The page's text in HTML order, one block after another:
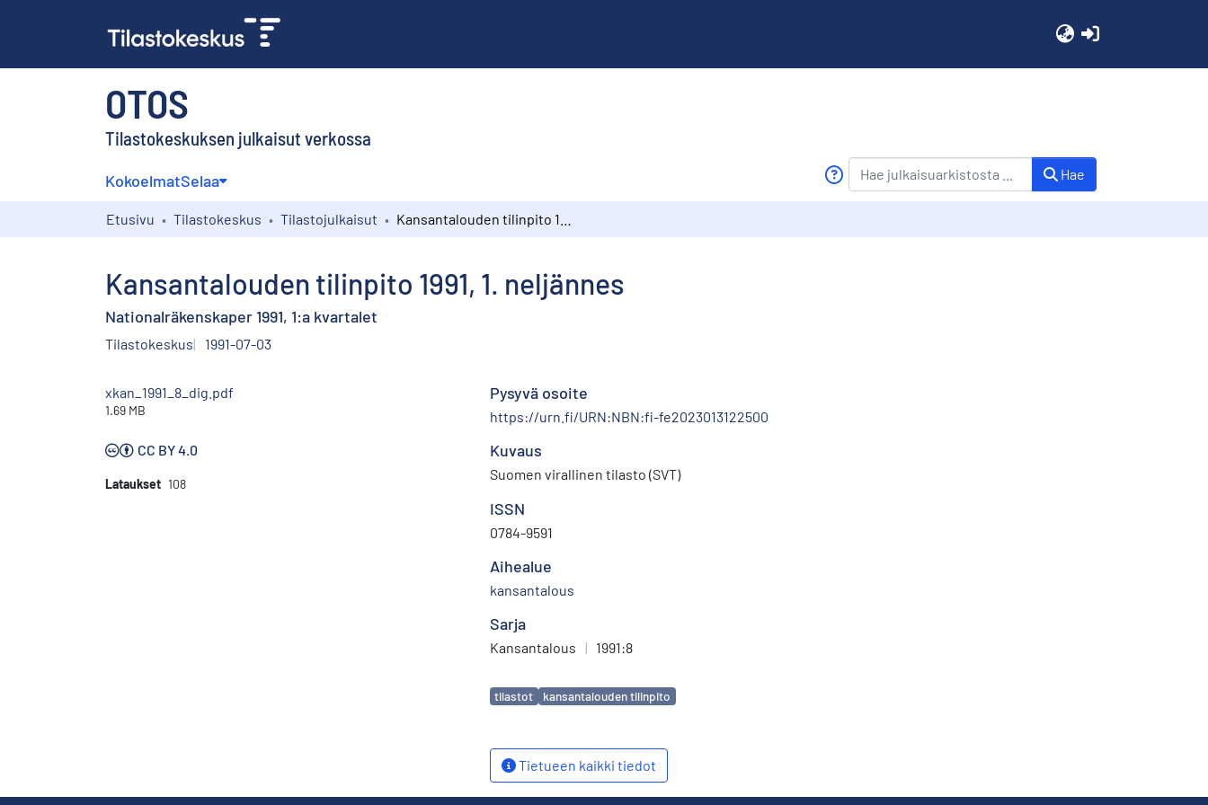
OTOS
Tilastokeskuksen julkaisut verkossa
KokoelmatSelaa Hae
Etusivu Tilastokeskus Tilastojulkaisut
Kansantalouden tilinpito 1991, 1. neljännes
Nationalräkenskaper 1991, 1:a kvartalet
Tilastokeskus 1991-07-03
xkan_1991_8_dig.pdf
1.69 MB
CC BY 4.0
Lataukset 108
Pysyvä osoite
https://urn.fi/URN:NBN:fi-fe2023013122500
Kuvaus
Suomen virallinen tilasto (SVT)
ISSN
0784-9591
Aihealue
kansantalous
Sarja
Kansantalous | 1991:8
Avainsanat
tilastot kansantalouden tilinpito
Tietueen kaikki tiedot